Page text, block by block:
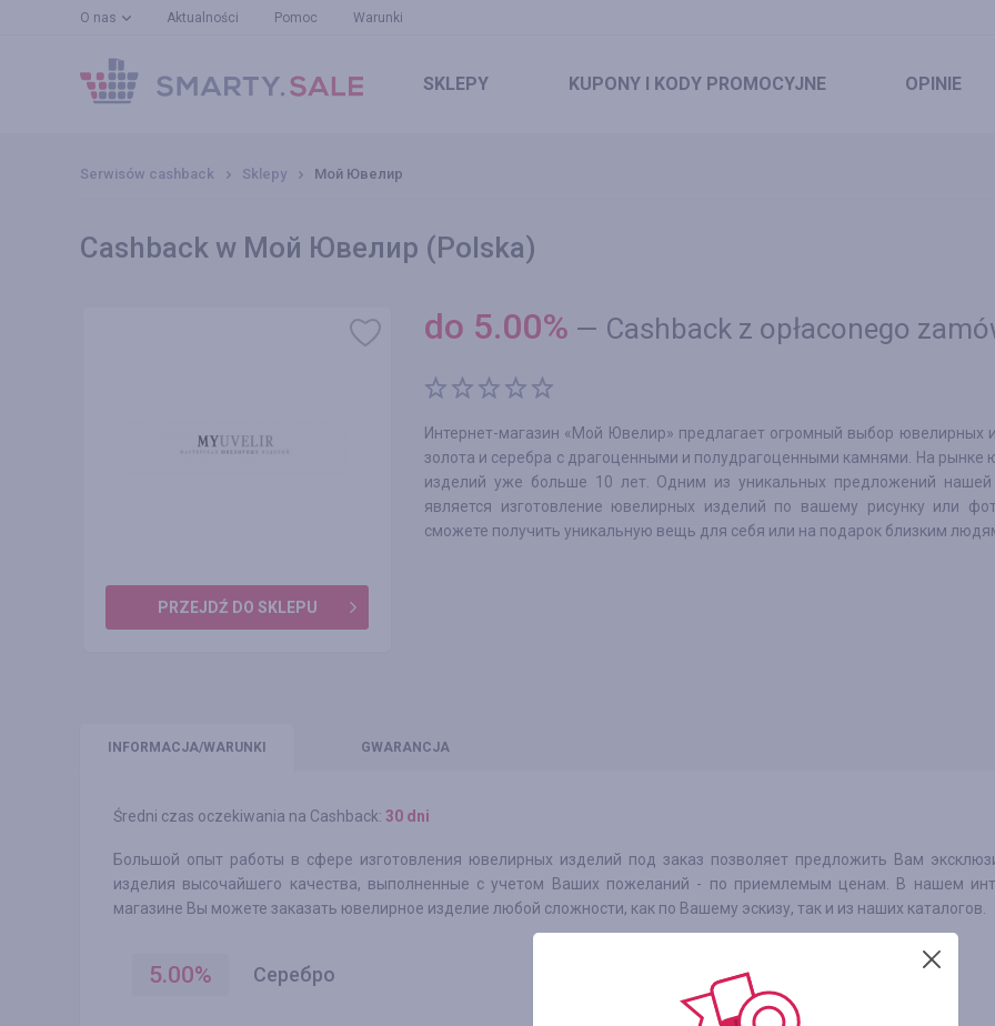
O nas Aktualności Pomoc Warunki
SKLEPY KUPONYI KODY PROMOCYJNE OPINIE
Serwisów cashback Sklepy Мой Ювелир
Cashback w Мой Ювелир (Polska)
PRZEJDŹ DO SKLEPU
do 5.00% — Cashback z opłaconego
Интернет-магазин «Мой Ювелир» предлагает огромный выбор ювелирных
золота и серебра с драгоценными и полудрагоценными камнями. На рынке
изделий уже больше 10 лет. Одним из уникальных предложений нашей
является изготовление ювелирных изделий по вашему рисунку или
сможете получить уникальную вещь для себя или на подарок близким
INFO RMACJA/WARUNKI GWARANCJA
Średni czas oczekiwania na Cashback: 30 dni
Большой опыт работы в сфере изготовления ювелирных изделий под заказ позволяет предложить Вам
изделия высочайшего качества, выполненные с учетом Ваших пожеланий - по приемлемым ценам. В нашем
магазине Вы можете заказать ювелирное изделие любой сложности, как по Вашему эскизу, так и из наших каталогов.
5.00% Серебро Золото